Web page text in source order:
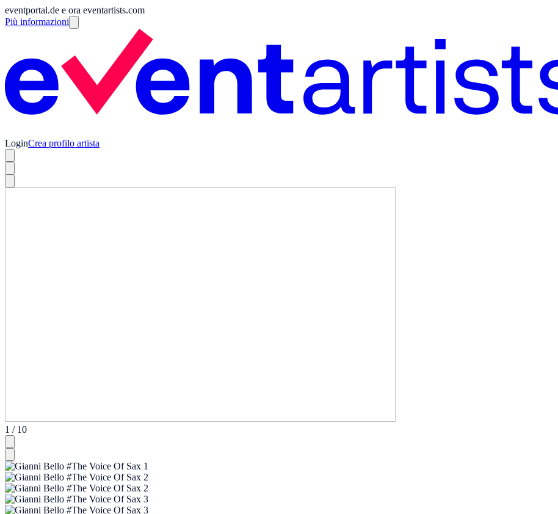
eventportal.de e ora eventartists.com
Più informazioni
LoginCrea profilo artista
1 / 10